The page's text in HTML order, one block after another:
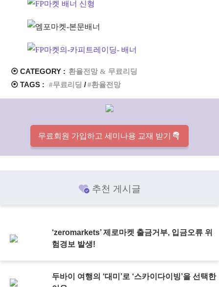
⦿ CATEGORY : 환율전망 & 무료리딩
⦿ TAGS :
무료리딩 환율전망
무료회원 가입하고 세미나용 교재 받기
추천 게시글
‘zeromarkets’ 제로마켓 출금거부, 입금오류 위
험경보 발생!
두바이 여행의 ‘대미’로 ‘스카이다이빙’을 선택한